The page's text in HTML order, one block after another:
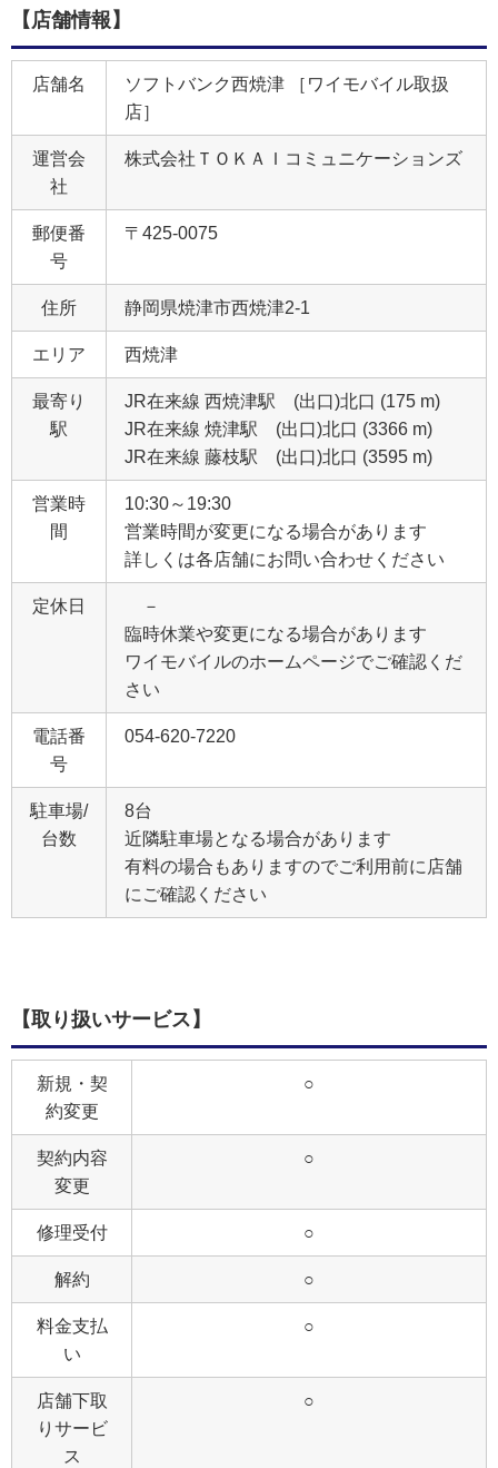
【店舗情報】
店舗名
ソフトバンク西焼津 ［ワイモバイル取扱
店］
運営会
社
株式会社ＴＯＫＡＩコミュニケーションズ
郵便番
号
〒425-0075
住所 静岡県焼津市西焼津2‐1
エリア 西焼津
最寄り
駅
JR在来線 西焼津駅 (出口)北口 (175 m)
JR在来線 焼津駅 (出口)北口 (3366 m)
JR在来線 藤枝駅 (出口)北口 (3595 m)
営業時
間
10:30～19:30
営業時間が変更になる場合があります
詳しくは各店舗にお問い合わせください
定休日
－
臨時休業や変更になる場合があります
ワイモバイルのホームページでご確認くだ
さい
電話番
号
054-620-7220
駐車場/
台数
8台
近隣駐車場となる場合があります
有料の場合もありますのでご利用前に店舗
にご確認ください
【取り扱いサービス】
新規・契
約変更
○
契約内容
変更
○
修理受付 ○
解約 ○
料金支払
い
○
店舗下取
りサービ
ス
○